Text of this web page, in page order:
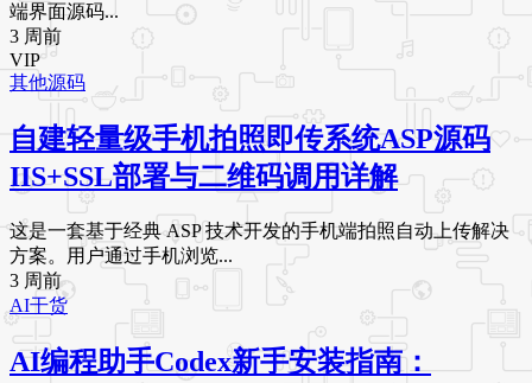
端界面源码...
3 周前
VIP
其他源码
自建轻量级手机拍照即传系统ASP源码
IIS+SSL部署与二维码调用详解
这是一套基于经典 ASP 技术开发的手机端拍照自动上传解决
方案。用户通过手机浏览...
3 周前
AI干货
AI编程助手Codex新手安装指南：